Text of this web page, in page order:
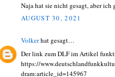
Naja hat sie nicht gesagt, aber ich
AUGUST 30, 2021
Volkerhat gesagt…
Der link zum DLF im Artikel
https://
dram:article_id=145967